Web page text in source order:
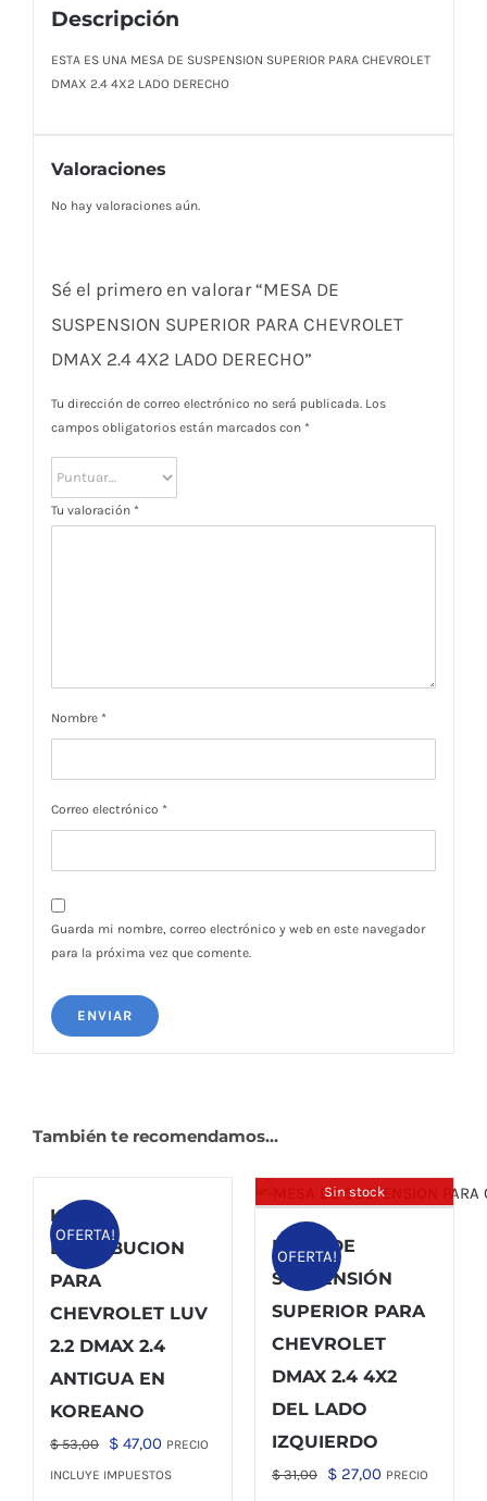
Descripción
ESTA ES UNA MESA DE SUSPENSION SUPERIOR PARA CHEVROLET
DMAX 2.4 4X2 LADO DERECHO
Valoraciones
No hay valoraciones aún.
Sé el primero en valorar “MESA DE
SUSPENSION SUPERIOR PARA CHEVROLET
DMAX 2.4 4X2 LADO DERECHO”
Tu dirección de correo electrónico no será publicada. Los
campos obligatorios están marcados con *
Tu valoración *
Nombre *
Correo electrónico *
Guarda mi nombre, correo electrónico y web en este navegador
para la próxima vez que comente.
También te recomendamos…
OFERTA!
KIT DE
DISTRIBUCION
PARA
CHEVROLET LUV
2.2 DMAX 2.4
ANTIGUA EN
KOREANO
$53,00
El
precio
$ 47,00El
precio
PRECIO
INCLUYE IMPUESTOS
Sin stock
OFERTA!
MESA DE
SUSPENSIÓN
SUPERIOR PARA
CHEVROLET
DMAX 2.4 4X2
DEL LADO
IZQUIERDO
$31,00
El
$ 27,00ElPRECIO